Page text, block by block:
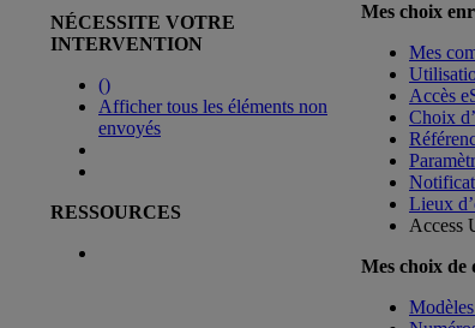
NÉCESSITE VOTRE
INTERVENTION
()
Afficher tous les éléments non
envoyés
RESSOURCES
Mes choix
Mes
Accès
Choix
Lieux
Access
Mes choix de